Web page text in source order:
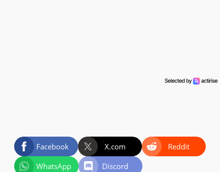
Facebook X.com
Reddit
WhatsApp
Discord